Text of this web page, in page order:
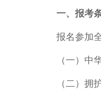
一、报考
报名参加
（一）中
（二）拥